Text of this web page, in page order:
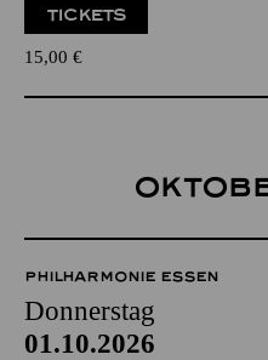
TICKETS
15,00 €
PHILHARMONIE ESSEN
Donnerstag
01.10.2026